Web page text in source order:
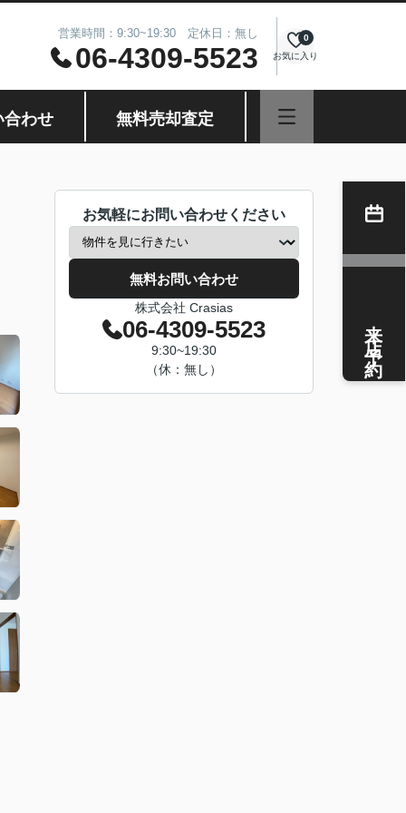
営業時間：9:30~19:30 定休日：無し
06-4309-5523 お気に入り
0
合わせ 無料売却査定
お気軽にお問い合わせください
無料お問い合わせ
株式会社 Crasias
06-4309-5523
9:30~19:30
（休：無し）
来店予約